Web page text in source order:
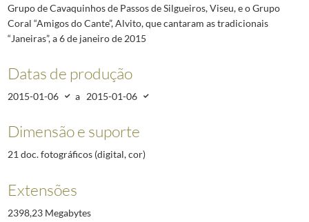
Grupo de Cavaquinhos de Passos de Silgueiros, Viseu, e o Grupo
Coral “Amigos do Cante”, Alvito, que cantaram as tradicionais
“Janeiras”, a 6 de janeiro de 2015
Datas de produção
2015-01-06 a 2015-01-06
Dimensão e suporte
21 doc. fotográficos (digital, cor)
Extensões
2398,23 Megabytes